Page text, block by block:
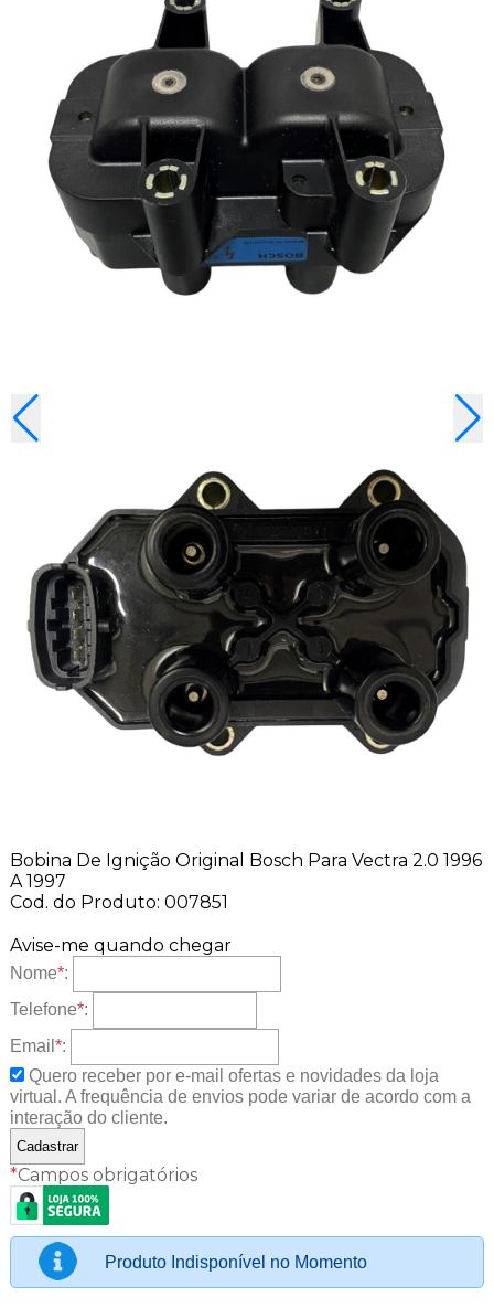
Bobina De Ignição Original Bosch Para Vectra 2.0 1996
A 1997
Cod. do Produto: 007851
Avise-me quando chegar
Nome*:
Telefone*:
Email *:
Quero receber por e-mail ofertas e novidades da loja
virtual. A frequência de envios pode variar de acordo com a
interação do cliente.
*Campos obrigatórios
Produto Indisponível no Momento